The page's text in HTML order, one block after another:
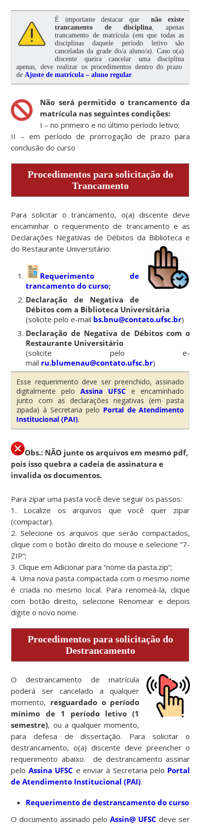
É importante destacar quenão existe
trancamento de disciplina , apenas
trancamento de matrícula (em que todas as
disciplinas daquele período letivo são
canceladas da grade do/a aluno/a). Caso o(a)
discente queira cancelar uma disciplina
apenas, deve realizar os procedimentos dentro do prazo
de Ajuste de matrícula – aluno regular
Não será permitido o trancamento da
matrícula nas seguintes condições:
I – no primeiro e no último período letivo;
II – em período de prorrogação de prazo para
conclusão do curso
Procedimentos para solicitação do
Trancamento
Para solicitar o trancamento, o(a) discente deve
encaminhar o requerimento de trancamento e as
Declarações Negativas de Débitos da Biblioteca e
do Restaurante Universitário:
Requerimento de
trancamento do curso;
Declaração de Negativa de
Débitos com a Biblioteca Universitária
(solicite pelo e-mail bs.bnu@contato.ufsc.br)
Declaração de Negativa de Débitos com o
Restaurante Universitário
(solicite pelo e-
mail ru.blumenau@contato.ufsc.br)
Esse requerimento deve ser preenchido, assinado
digitalmente peloAssina UFSC e encaminhado
junto com as declarações negativas (em pasta
zipada) à Secretaria pelo Portal de Atendimento
Institucional (PAI).
Obs.: NÃO junte os arquivos em mesmo pdf,
pois isso quebra a cadeia de assinatura e
invalida os documentos.
Para zipar uma pasta você deve seguir os passos:
1. Localize os arquivos que você quer zipar
(compactar).
2. Selecione os arquivos que serão compactados,
clique com o botão direito do mouse e selecione “7-
ZIP”;
3. Clique em Adicionar para “nome da pasta.zip”;
4. Uma nova pasta compactada com o mesmo nome
é criada no mesmo local. Para renomeá-la, clique
com botão direito, selecione Renomear e depois
digite o novo nome.
Procedimentos para solicitação do
Destrancamento
O destrancamento de matrícula
poderá ser cancelado a qualquer
momento, resguardado o período
mínimo de 1 período letivo (1
semestre), ou a qualquer momento,
para defesa de dissertação. Para solicitar o
destrancamento, o(a) discente deve preencher o
requerimento abaixo. de destrancamento assinar
pelo Assina UFSC e enviar à Secretaria pelo Portal
de Atendimento Institucional (PAI).
Requerimento de destrancamento do curso
O documento assinado peloAssin@ UFSC deve ser